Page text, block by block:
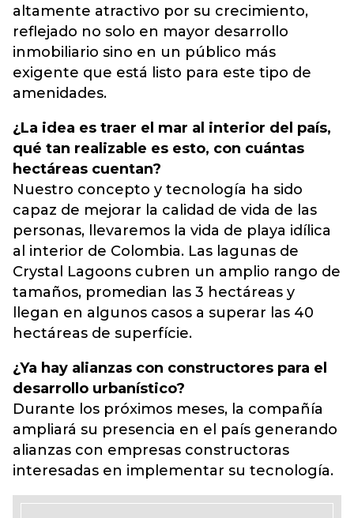
altamente atractivo por su crecimiento,
reflejado no solo en mayor desarrollo
inmobiliario sino en un público más
exigente que está listo para este tipo de
amenidades.
¿La idea es traer el mar al interior del país,
qué tan realizable es esto, con cuántas
hectáreas cuentan?
Nuestro concepto y tecnología ha sido
capaz de mejorar la calidad de vida de las
personas, llevaremos la vida de playa idílica
al interior de Colombia. Las lagunas de
Crystal Lagoons cubren un amplio rango de
tamaños, promedian las 3 hectáreas y
llegan en algunos casos a superar las 40
hectáreas de superfície.
¿Ya hay alianzas con constructores para el
desarrollo urbanístico?
Durante los próximos meses, la compañía
ampliará su presencia en el país generando
alianzas con empresas constructoras
interesadas en implementar su tecnología.